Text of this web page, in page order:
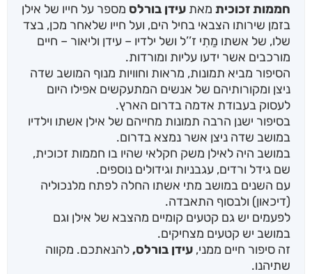
חממות זכוכית מאת עידן בורלס מספר על חייו של אילן
בזמן שירותו הצבאי בחיל הים, ועל חייו שלאחר מכן, בצד
שלו, של אשתו מַתִי ז’’ל ושל ילדיו – עידן וליאור – חיים
מורכבים אשר ידעו עליות ומורדות.
הסיפור מביא תמונות, מראות וחוויות מנוף המושב שדה
ניצן ומקורותיהם של אנשים המתעקשים אפילו היום
לעסוק בעבודת אדמה בדרום הארץ.
בסיפור ישנן הרבה תמונות מחייהם של אילן אשתו וילדיו
במושב שדה ניצן אשר נמצא בדרום.
במושב היה לאילן משק חקלאי שהיו בו חממות זכוכית,
שם גידל ורדים, עגבניות וגידולים נוספים.
עם השנים במושב מתי אשתו החלה לפתח מלנכוליה
(דיכאון) ולבסוף התאבדה.
לפעמים יש גם קטעים קומיים מהצבא של אילן וגם
במושב יש קטעים מצחיקים.
זה סיפור חיים ממני, עידן בורלס,להנאתכם. מקווה
שתיהנו.